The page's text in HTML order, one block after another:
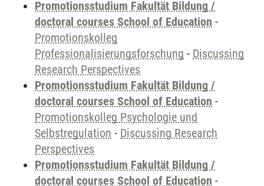
Promotionsstudium Fakultät Bildung /
doctoral courses School of Education -
Promotionskolleg
Professionalisierungsforschung - Discussing
Research Perspectives
Promotionsstudium Fakultät Bildung /
doctoral courses School of Education -
Promotionskolleg Psychologie und
Selbstregulation - Discussing Research
Perspectives
Promotionsstudium Fakultät Bildung /
doctoral courses School of Education -